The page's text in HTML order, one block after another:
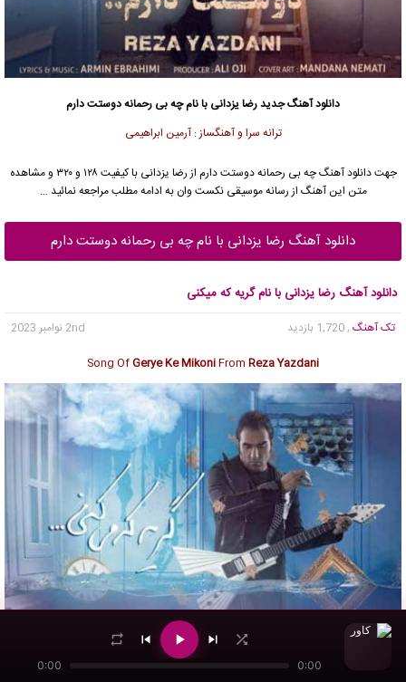
دانلود آهنگ جدیدرضا یزدانی با نام چه بی رحمانه دوستت دارم
ترانه سرا و آهنگساز : آرمین ابراهیمی
جهت دانلود آهنگ چه بی رحمانه دوستت دارم از رضا یزدانی
با کیفیت ۱۲۸ و ۳۲۰ و مشاهده
متن این آهنگ از رسانه موسیقی نکست وان به ادامه مطلب مراجعه نمائید …
دانلود آهنگ رضا یزدانی با نام چه بی رحمانه دوستت دارم
دانلود آهنگ رضا یزدانی با نام گریه که میکنی
تک آهنگ , 1,720 بازدید
2nd نوامبر 2023
Song OfGerye Ke MikoniFrom Reza Yazdani
0:00
0:00